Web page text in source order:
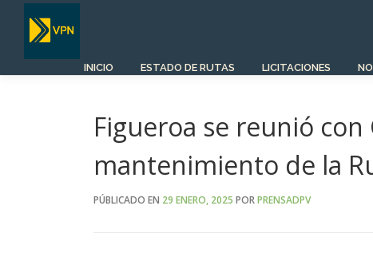
Saltar
contenido
INICIO ESTADO DE RUTAS LICITACIONES
Figueroa se reunió
mantenimiento de la
PÚBLICADO EN 29 ENERO, 2025 PORPRENSADPV